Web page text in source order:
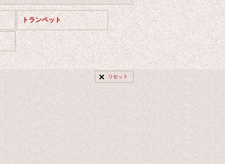
トランペット
リセット